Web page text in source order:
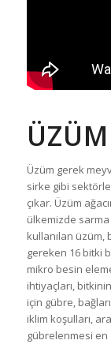
Üzüm gerek
sirke gibi
çıkar. Üzüm
ülkemizde sarma
kullanılan üzüm,
gereken 16 bitki
mikro besin
ihtiyaçları,
için gübre,
iklim koşulları,
gübrelenmesi en